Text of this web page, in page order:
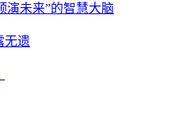
演未来”的智慧大脑
无遗